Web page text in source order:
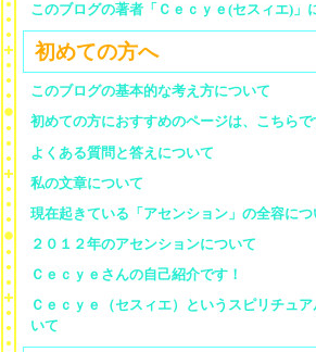
このブログの著者「Ｃｅｃｙｅ(セスィエ)」
初めての方へ
このブログの基本的な考え方について
初めての方におすすめのページは、こちらで
よくある質問と答えについて
私の文章について
現在起きている「アセンション」の全容につ
２０１２年のアセンションについて
Ｃｅｃｙｅさんの自己紹介です！
Ｃｅｃｙｅ（セスィエ）というスピリチュ
いて